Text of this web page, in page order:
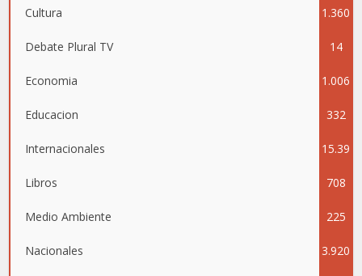
Cultura 1.360
Debate Plural TV 14
Economia 1.006
Educacion 332
Internacionales 15.39
0
Libros 708
Medio Ambiente 225
Nacionales 3.920